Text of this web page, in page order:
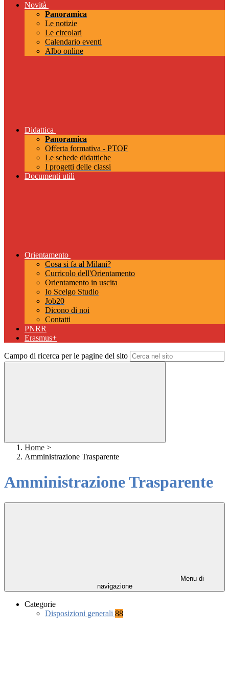
Novità
Panoramica
Le notizie
Le circolari
Calendario eventi
Albo online
Didattica
Panoramica
Offerta formativa - PTOF
Le schede didattiche
I progetti delle classi
Documenti utili
Orientamento
Cosa si fa al Milani?
Curricolo dell'Orientamento
Orientamento in uscita
Io Scelgo Studio
Job20
Dicono di noi
Contatti
PNRR
Erasmus+
Campo di ricerca per le pagine del sito
Home >
Amministrazione Trasparente
Amministrazione Trasparente
Menu di
navigazione
Categorie
Disposizioni generali 88